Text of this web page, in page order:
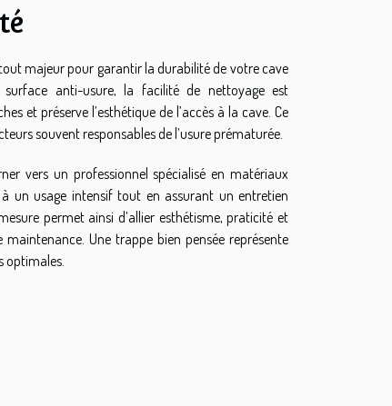
majeur pour garantir la durabilité de votre cave
anti-usure, la facilité de nettoyage est
et préserve l’esthétique de l’accès à la cave. Ce
souvent responsables de l’usure prématurée.
vers un professionnel spécialisé en matériaux
un usage intensif tout en assurant un entretien
permet ainsi d’allier esthétisme, praticité et
Une trappe bien pensée représente
optimales.